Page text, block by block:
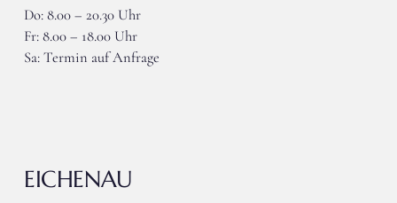
Do: 8.00 – 20.30 Uhr
Fr: 8.00 – 18.00 Uhr
Sa: Termin auf Anfrage
EICHENAU